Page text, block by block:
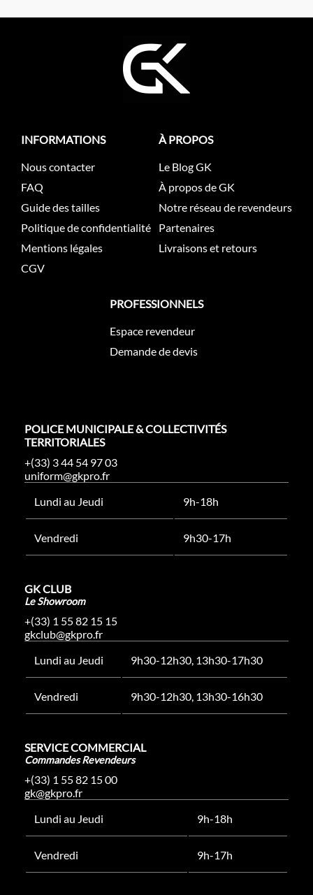
INFORMATIONS
Nous contacter
FAQ
Guide des tailles
Politique de confidentialité
Mentions légales
CGV
À PROPOS
Le Blog GK
À propos de GK
Notre réseau de revendeurs
Partenaires
Livraisons et retours
PROFESSIONNELS
Espace revendeur
Demande de devis
POLICE MUNICIPALE & COLLECTIVITÉS
TERRITORIALES
+(33) 3 44 54 97 03
uniform@gkpro.fr
Lundi au Jeudi
9h-18h
Vendredi 9h30-17h
GK CLUB
Le Showroom
+(33) 1 55 82 15 15
gkclub@gkpro.fr
Lundi au Jeudi
9h30-12h30, 13h30-17h30
Vendredi 9h30-12h30, 13h30-16h30
SERVICE COMMERCIAL
Commandes Revendeurs
+(33) 1 55 82 15 00
gk@gkpro.fr
Lundi au Jeudi
9h-18h
Vendredi 9h-17h